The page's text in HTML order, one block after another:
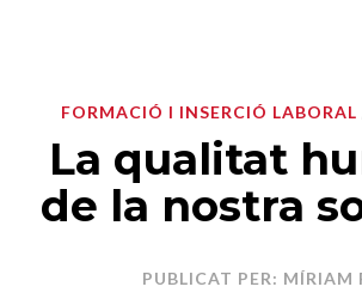
FORMACIÓ I INSERCIÓ LABORAL
La qualitat
de la nostra
PUBLICAT PER: MÍRIAM